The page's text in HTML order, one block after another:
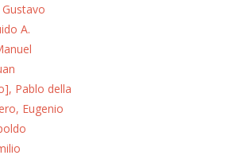
A.
Pablo della
Eugenio